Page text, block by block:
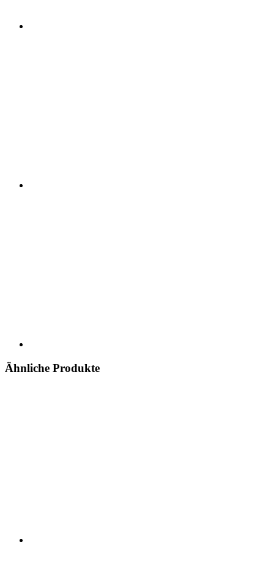
Ähnliche Produkte